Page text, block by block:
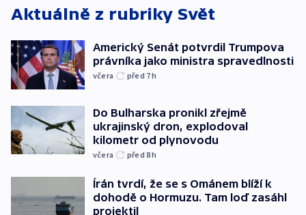
Aktuálně z rubriky Svět
Americký Senát potvrdil Trumpova
právníka jako ministra spravedlnosti
včera před 7h
Do Bulharska pronikl zřejmě
ukrajinský dron, explodoval
kilometr od plynovodu
včera před 8h
Írán tvrdí, že se s Ománem blíží k
dohodě o Hormuzu. Tam loď zasáhl
projektil